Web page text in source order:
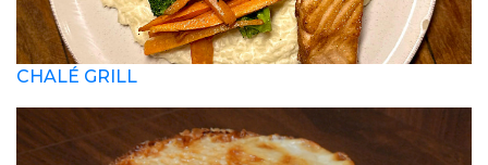
CHALÉ GRILL